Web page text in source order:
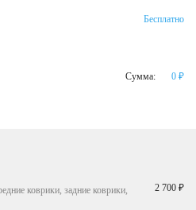
Бесплатно
Сумма: 0 ₽
коврики, задние коврики,
2 700 ₽